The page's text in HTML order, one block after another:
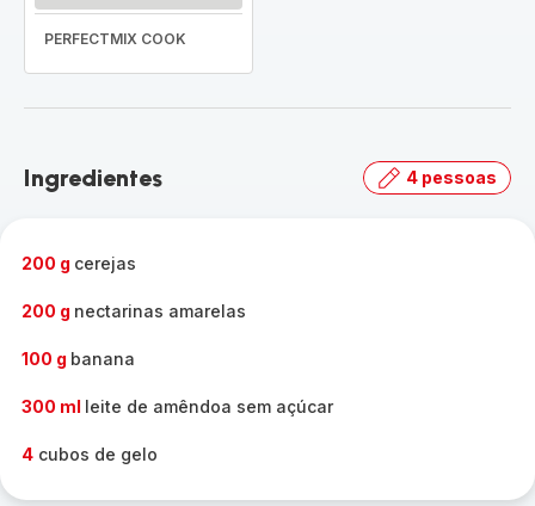
PERFECTMIX COOK
Ingredientes 4 pessoas
200 g cerejas
200 g nectarinas amarelas
100 g banana
300 ml leite de amêndoa sem açúcar
4 cubos de gelo